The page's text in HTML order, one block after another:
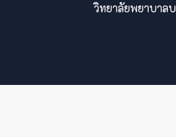
วิทยาลัยพยาบาล